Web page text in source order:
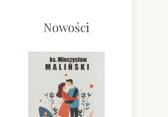
Nowości